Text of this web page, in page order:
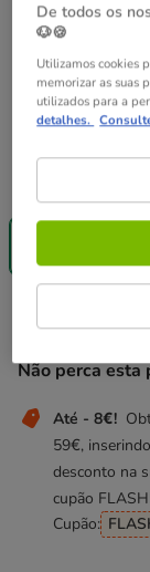
Até - 8€!
Não perca esta
Até - 8€!
59€,
desconto na
cupão
Cupão:
10.49€
De todos os
🐶🍪
Utilizamos cookies
memorizar as suas
utilizados para a
detalhes.